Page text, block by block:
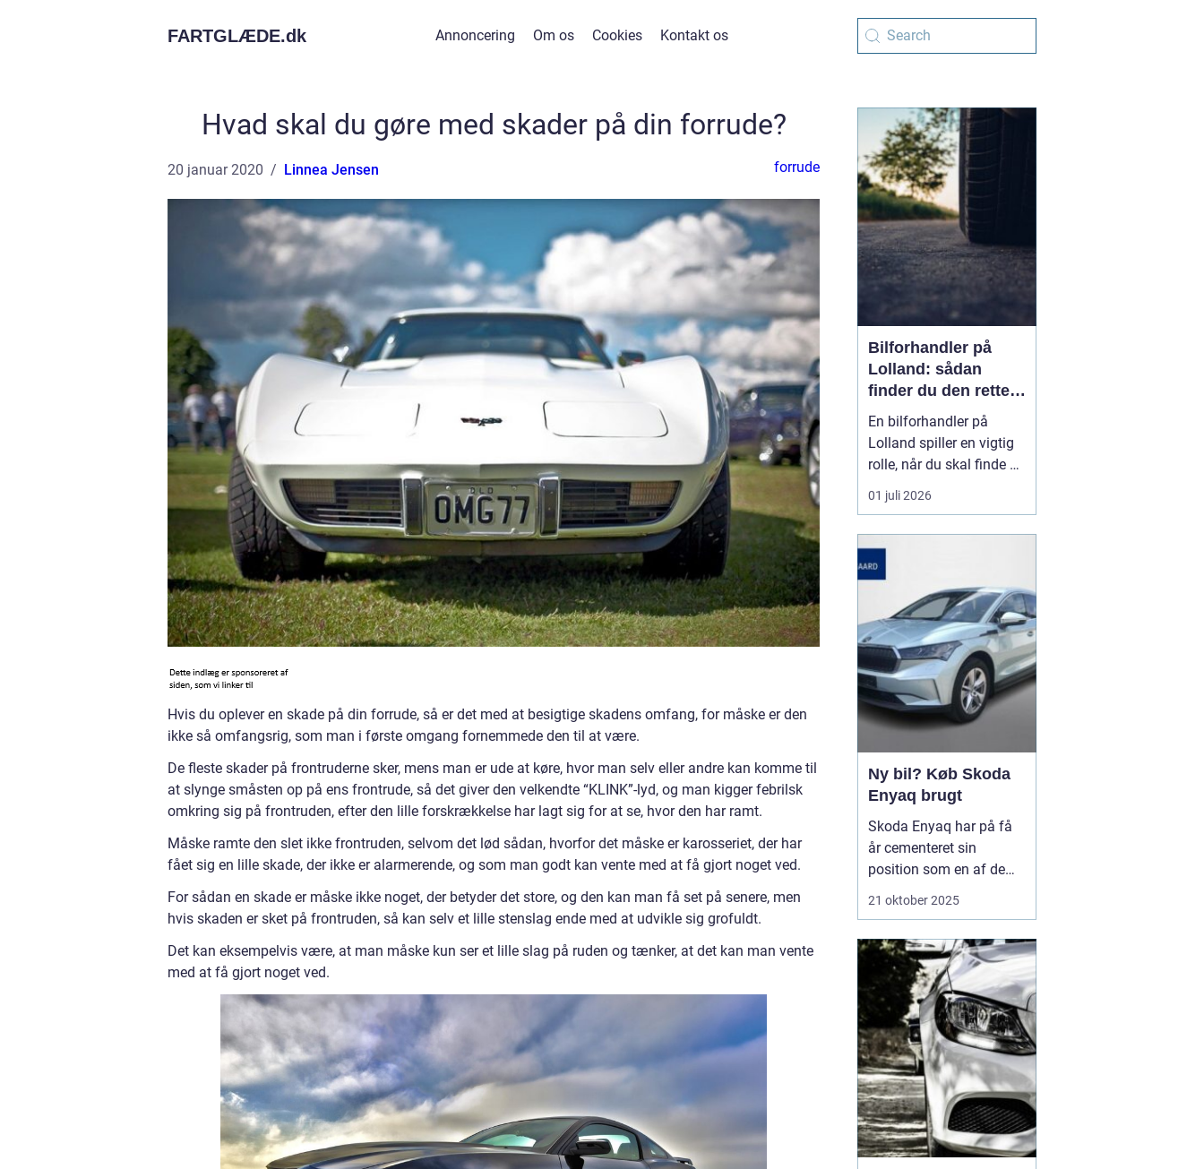
FARTGLÆDE.dk Annoncering Om os Cookies Kontakt os
Hvad skal du gøre med skader på din forrude?
20 januar 2020 Linnea Jensen forrude
Hvis du oplever en skade på din forrude, så er det med at besigtige skadens omfang, for måske er den
ikke så omfangsrig, som man i første omgang fornemmede den til at være.
De fleste skader på frontruderne sker, mens man er ude at køre, hvor man selv eller andre kan komme til
at slynge småsten op på ens frontrude, så det giver den velkendte “KLINK”-lyd, og man kigger febrilsk
omkring sig på frontruden, efter den lille forskrækkelse har lagt sig for at se, hvor den har ramt.
Måske ramte den slet ikke frontruden, selvom det lød sådan, hvorfor det måske er karosseriet, der har
fået sig en lille skade, der ikke er alarmerende, og som man godt kan vente med at få gjort noget ved.
For sådan en skade er måske ikke noget, der betyder det store, og den kan man få set på senere, men
hvis skaden er sket på frontruden, så kan selv et lille stenslag ende med at udvikle sig grofuldt.
Det kan eksempelvis være, at man måske kun ser et lille slag på ruden og tænker, at det kan man vente
med at få gjort noget ved.
Bilforhandler på
Lolland: sådan
finder du den rette
forhandler til dit
næste bilkøb
En bilforhandler på
Lolland spiller en vigtig
rolle, når du skal finde en
brugt bil, du kan stole på
i mange år. For mange er
hverdagen, og derfor
handler det ikke kun om
pris, men også om ...
01 juli 2026
Ny bil? Køb Skoda
Enyaq brugt
Skoda Enyaq har på få
år cementeret sin
position som en af de
mest populære elbiler på
ønsker at køre grønt
uden at gå på komp...
21 oktober 2025